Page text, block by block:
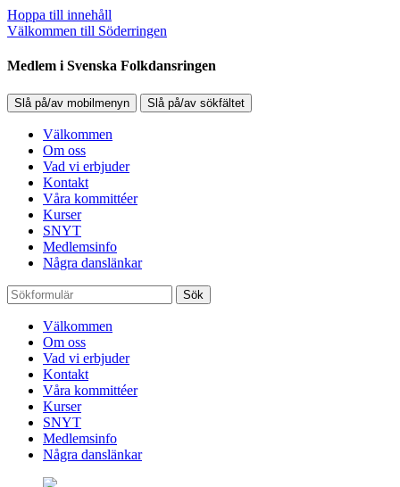
Hoppa till innehåll
Välkommen till Söderringen
Medlem i Svenska Folkdansringen
Slå på/av mobilmenyn Slå på/av sökfältet
Välkommen
Om oss
Vad vi erbjuder
Kontakt
Våra kommittéer
Kurser
SNYT
Medlemsinfo
Några danslänkar
Sök
Välkommen
Om oss
Vad vi erbjuder
Kontakt
Våra kommittéer
Kurser
SNYT
Medlemsinfo
Några danslänkar